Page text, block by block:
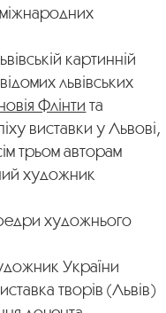
картинній
львівських
Флінти та
виставки у Львові,
трьом авторам
художник
художнього
України
творів (Львів)